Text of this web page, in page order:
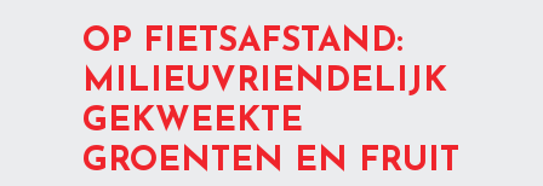
OP FIETSAFSTAND:
MILIEUVRIENDELIJK
GEKWEEKTE
GROENTEN EN FRUIT